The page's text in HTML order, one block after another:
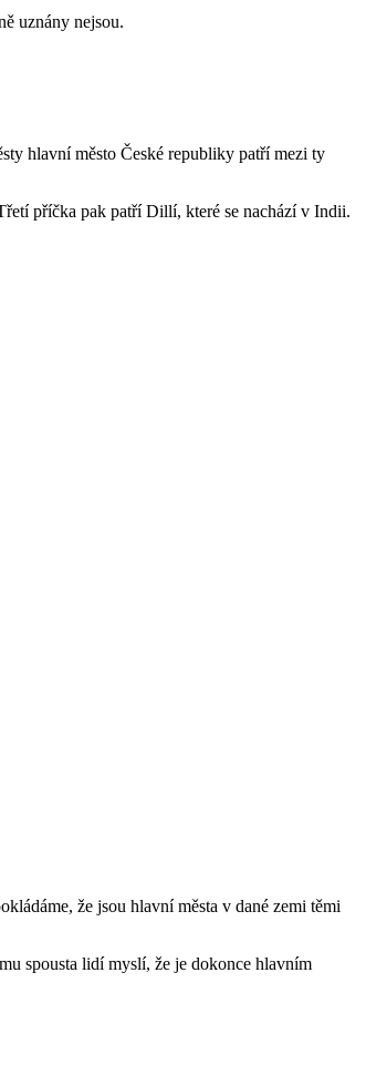
uznány nejsou.
hlavní město České republiky patří mezi ty
příčka pak patří Dillí, které se nachází v Indii.
že jsou hlavní města v dané zemi těmi
spousta lidí myslí, že je dokonce hlavním